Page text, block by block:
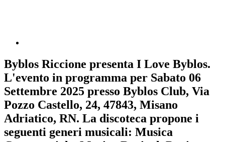
Byblos Riccione presenta I Love Byblos.
L'evento in programma per Sabato 06
Settembre 2025 presso Byblos Club, Via
Pozzo Castello, 24, 47843, Misano
Adriatico, RN. La discoteca propone i
seguenti generi musicali: Musica